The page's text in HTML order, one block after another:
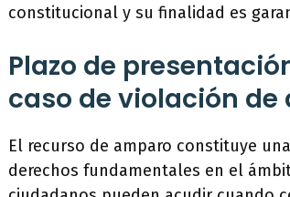
constitucional y su finalidad es
Plazo de
caso de violación
El recurso de amparo constituye
derechos fundamentales en el